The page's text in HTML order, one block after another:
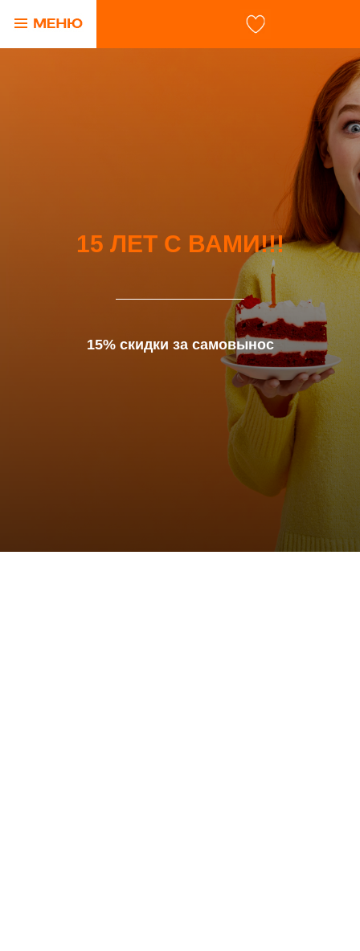
15 ЛЕТ С ВАМИ!!!
15% скидки за самовынос